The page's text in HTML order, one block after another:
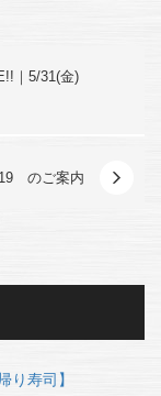
｜5/31(金)
のご案内
り寿司】